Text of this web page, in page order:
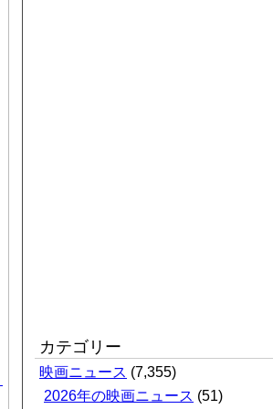
カテゴリー
映画ニュース (7,355)
2026年の映画ニュース (51)